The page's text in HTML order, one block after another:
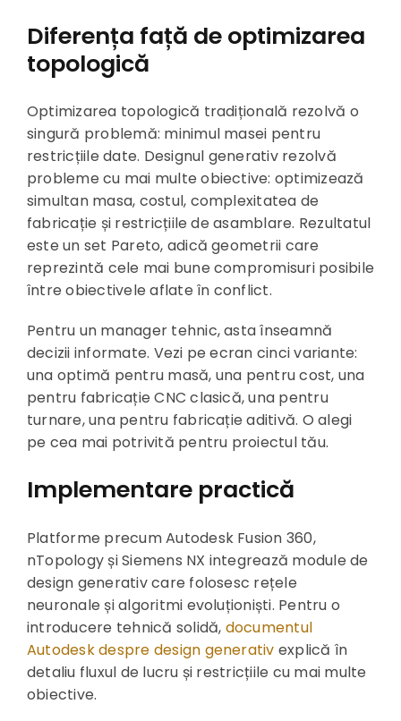
Diferența față de optimizarea
topologică
Optimizarea topologică tradițională rezolvă o
singură problemă: minimul masei pentru
restricțiile date. Designul generativ rezolvă
probleme cu mai multe obiective: optimizează
simultan masa, costul, complexitatea de
fabricație și restricțiile de asamblare. Rezultatul
este un set Pareto, adică geometrii care
reprezintă cele mai bune compromisuri posibile
între obiectivele aflate în conflict.
Pentru un manager tehnic, asta înseamnă
decizii informate. Vezi pe ecran cinci variante:
una optimă pentru masă, una pentru cost, una
pentru fabricație CNC clasică, una pentru
turnare, una pentru fabricație aditivă. O alegi
pe cea mai potrivită pentru proiectul tău.
Implementare practică
Platforme precum Autodesk Fusion 360,
nTopology și Siemens NX integrează module de
design generativ care folosesc rețele
neuronale și algoritmi evoluționiști. Pentru o
introducere tehnică solidă, documentul
Autodesk despre design generativ explică în
detaliu fluxul de lucru și restricțiile cu mai multe
obiective.